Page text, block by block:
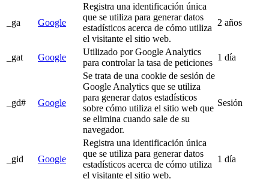
_ga Google
Registra una identificación única
que se utiliza para generar datos
estadísticos acerca de cómo utiliza
el visitante el sitio web.
2 años
_gat Google
Utilizado por Google Analytics
para controlar la tasa de peticiones
1 día
_gd# Google
Se trata de una cookie de sesión de
Google Analytics que se utiliza
para generar datos estadísticos
sobre cómo utiliza el sitio web que
se elimina cuando sale de su
navegador.
Sesión
_gid Google
Registra una identificación única
que se utiliza para generar datos
estadísticos acerca de cómo utiliza
el visitante el sitio web.
1 día